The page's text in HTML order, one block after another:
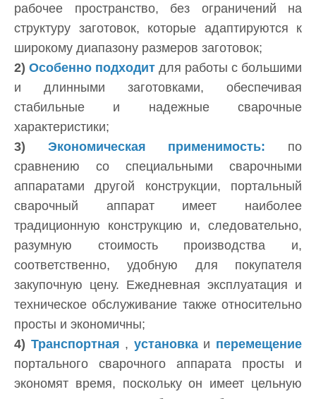
рабочее пространство, без ограничений на
структуру заготовок, которые адаптируются к
широкому диапазону размеров заготовок;
2) Особенно подходит для работы с большими
и длинными заготовками, обеспечивая
стабильные и надежные сварочные
характеристики;
3) Экономическая применимость: по
сравнению со специальными сварочными
аппаратами другой конструкции, портальный
сварочный аппарат имеет наиболее
традиционную конструкцию и, следовательно,
разумную стоимость производства и,
соответственно, удобную для покупателя
закупочную цену. Ежедневная эксплуатация и
техническое обслуживание также относительно
просты и экономичны;
4) Транспортная , установка и перемещение
портального сварочного аппарата просты и
экономят время, поскольку он имеет цельную